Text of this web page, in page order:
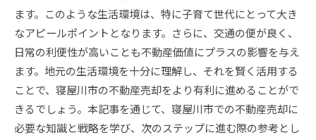
ます。このような生活環境は、特に子育て世代にとって大き
なアピールポイントとなります。さらに、交通の便が良く、
日常の利便性が高いことも不動産価値にプラスの影響を与え
ます。地元の生活環境を十分に理解し、それを賢く活用する
ことで、寝屋川市の不動産売却をより有利に進めることがで
きるでしょう。本記事を通じて、寝屋川市での不動産売却に
必要な知識と戦略を学び、次のステップに進む際の参考とし